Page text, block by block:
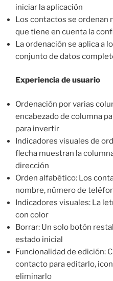
iniciar la aplicación
Los contactos se ordenan
que tiene en cuenta la
La ordenación se aplica a
conjunto de datos
Experiencia de usuario
Ordenación por varias
encabezado de columna
para invertir
Indicadores visuales de
flecha muestran la
dirección
Orden alfabético: Los
nombre, número de
Indicadores visuales: La
con color
Borrar: Un solo botón
estado inicial
Funcionalidad de edición:
contacto para editarlo,
eliminarlo